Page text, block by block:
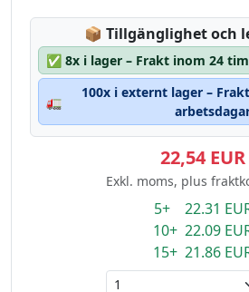
📦 Lagerstatus:
Tillgänglighet och
✅ 8x i lager – Frakt inom 24
🚛
100x i externt lager –
22,54 EUR
Exkl. moms, plus
5+ 22.31
10+ 22.09
15+ 21.86